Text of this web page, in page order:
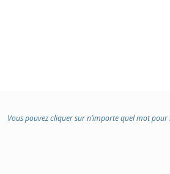
Vous pouvez cliquer sur n’importe quel mot